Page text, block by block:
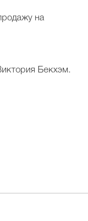
на
Бекхэм.